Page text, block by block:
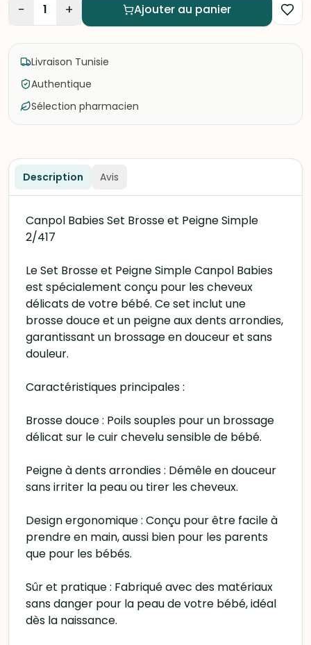
− 1 + Ajouter au panier
Livraison Tunisie
Authentique
Sélection pharmacien
Description Avis
Canpol Babies Set Brosse et Peigne Simple
2/417
Le Set Brosse et Peigne Simple Canpol Babies
est spécialement conçu pour les cheveux
délicats de votre bébé. Ce set inclut une
brosse douce et un peigne aux dents arrondies,
garantissant un brossage en douceur et sans
douleur.
Caractéristiques principales :
Brosse douce : Poils souples pour un brossage
délicat sur le cuir chevelu sensible de bébé.
Peigne à dents arrondies : Démêle en douceur
sans irriter la peau ou tirer les cheveux.
Design ergonomique : Conçu pour être facile à
prendre en main, aussi bien pour les parents
que pour les bébés.
Sûr et pratique : Fabriqué avec des matériaux
sans danger pour la peau de votre bébé, idéal
dès la naissance.